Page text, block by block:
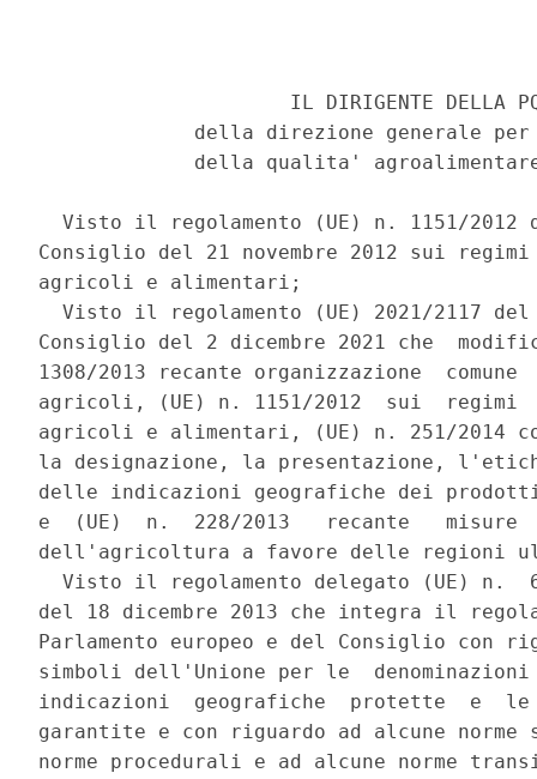
IL DIRIGENTE DELLA
della direzione generale
della qualita'
Visto il regolamento (UE) n. 1151/2012
Consiglio del 21 novembre 2012 sui
agricoli e alimentari;
Visto il regolamento (UE) 2021/2117
Consiglio del 2 dicembre 2021 che
1308/2013 recante organizzazione
agricoli, (UE) n. 1151/2012  sui
agricoli e alimentari, (UE) n. 251/2014
la designazione, la presentazione,
delle indicazioni geografiche dei
e  (UE)  n.  228/2013   recante
dell'agricoltura a favore delle regioni
Visto il regolamento delegato (UE) n.
del 18 dicembre 2013 che integra il
Parlamento europeo e del Consiglio con
simboli dell'Unione per le
indicazioni  geografiche  protette  e
garantite e con riguardo ad alcune norme
norme procedurali e ad alcune norme